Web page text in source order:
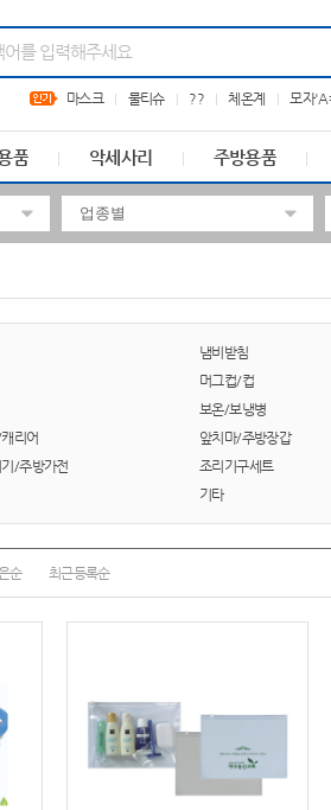
마스크 물티슈 ?? 체온계 모자
품 악세사리 주방용품
냄비받침
머그컵/컵
보온/보냉병
리어 앞치마/주방장갑
/주방가전 조리기구세트
기타
순 최근등록순